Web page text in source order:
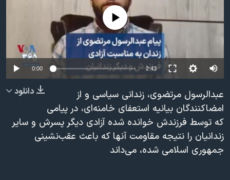
فرهنگ و زندگی
علم و فناوری
گالری عکس
آرشیو پخش زنده
مستندها
انتخابات ریاست جمهوری آمریکا ۲۰۲۴
حمله جمهوری اسلامی به اسرائیل
رمز مهسا
اعتراضات زن، زندگی، آزادی
مجموعه مستندهای دادخواهی
تریبونال مردمی آبان ۹۸
دادگاه حمید نوری
دنبال کنید
زبانهای مختلف
No media source currently available
0:00 2:43
دانلود
عبدالرسول مرتضوی، زندانی سیاسی و از
امضاکنندگان بیانیه استعفای خامنه‌ای، در پیامی
که توسط فرزندش خوانده شده آزادی دیگر پسرش و سایر
زندانیان را نتیجه مقاومت آنها که باعث عقب‌نشینی
جمهوری اسلامی شده، می‌داند